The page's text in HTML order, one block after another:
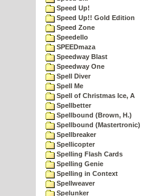
Speed Up!
Speed Up!! Gold Edition
Speed Zone
Speedello
SPEEDmaza
Speedway Blast
Speedway One
Spell Diver
Spell Me
Spell of Christmas Ice, A
Spellbetter
Spellbound (Brown, H.)
Spellbound (Mastertronic)
Spellbreaker
Spellicopter
Spelling Flash Cards
Spelling Genie
Spelling in Context
Spellweaver
Spelunker